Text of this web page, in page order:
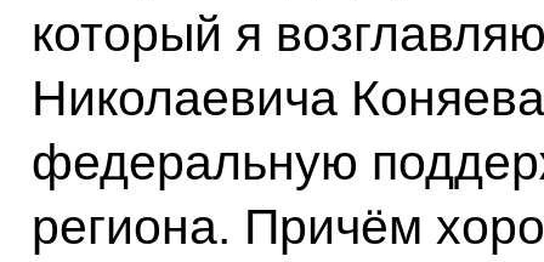
который я
Николаевича
федеральную
региона. Причём